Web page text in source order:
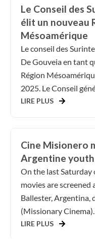
Le Conseil des
élit un nouveau
Mésoamérique
Le conseil des
De Gouveia en tant
Région
2025. Le Conseil
LIRE PLUS
Cine Misionero
Argentine youth
On the last Saturday
movies are
Ballester, Argentina,
(Missionary
LIRE PLUS